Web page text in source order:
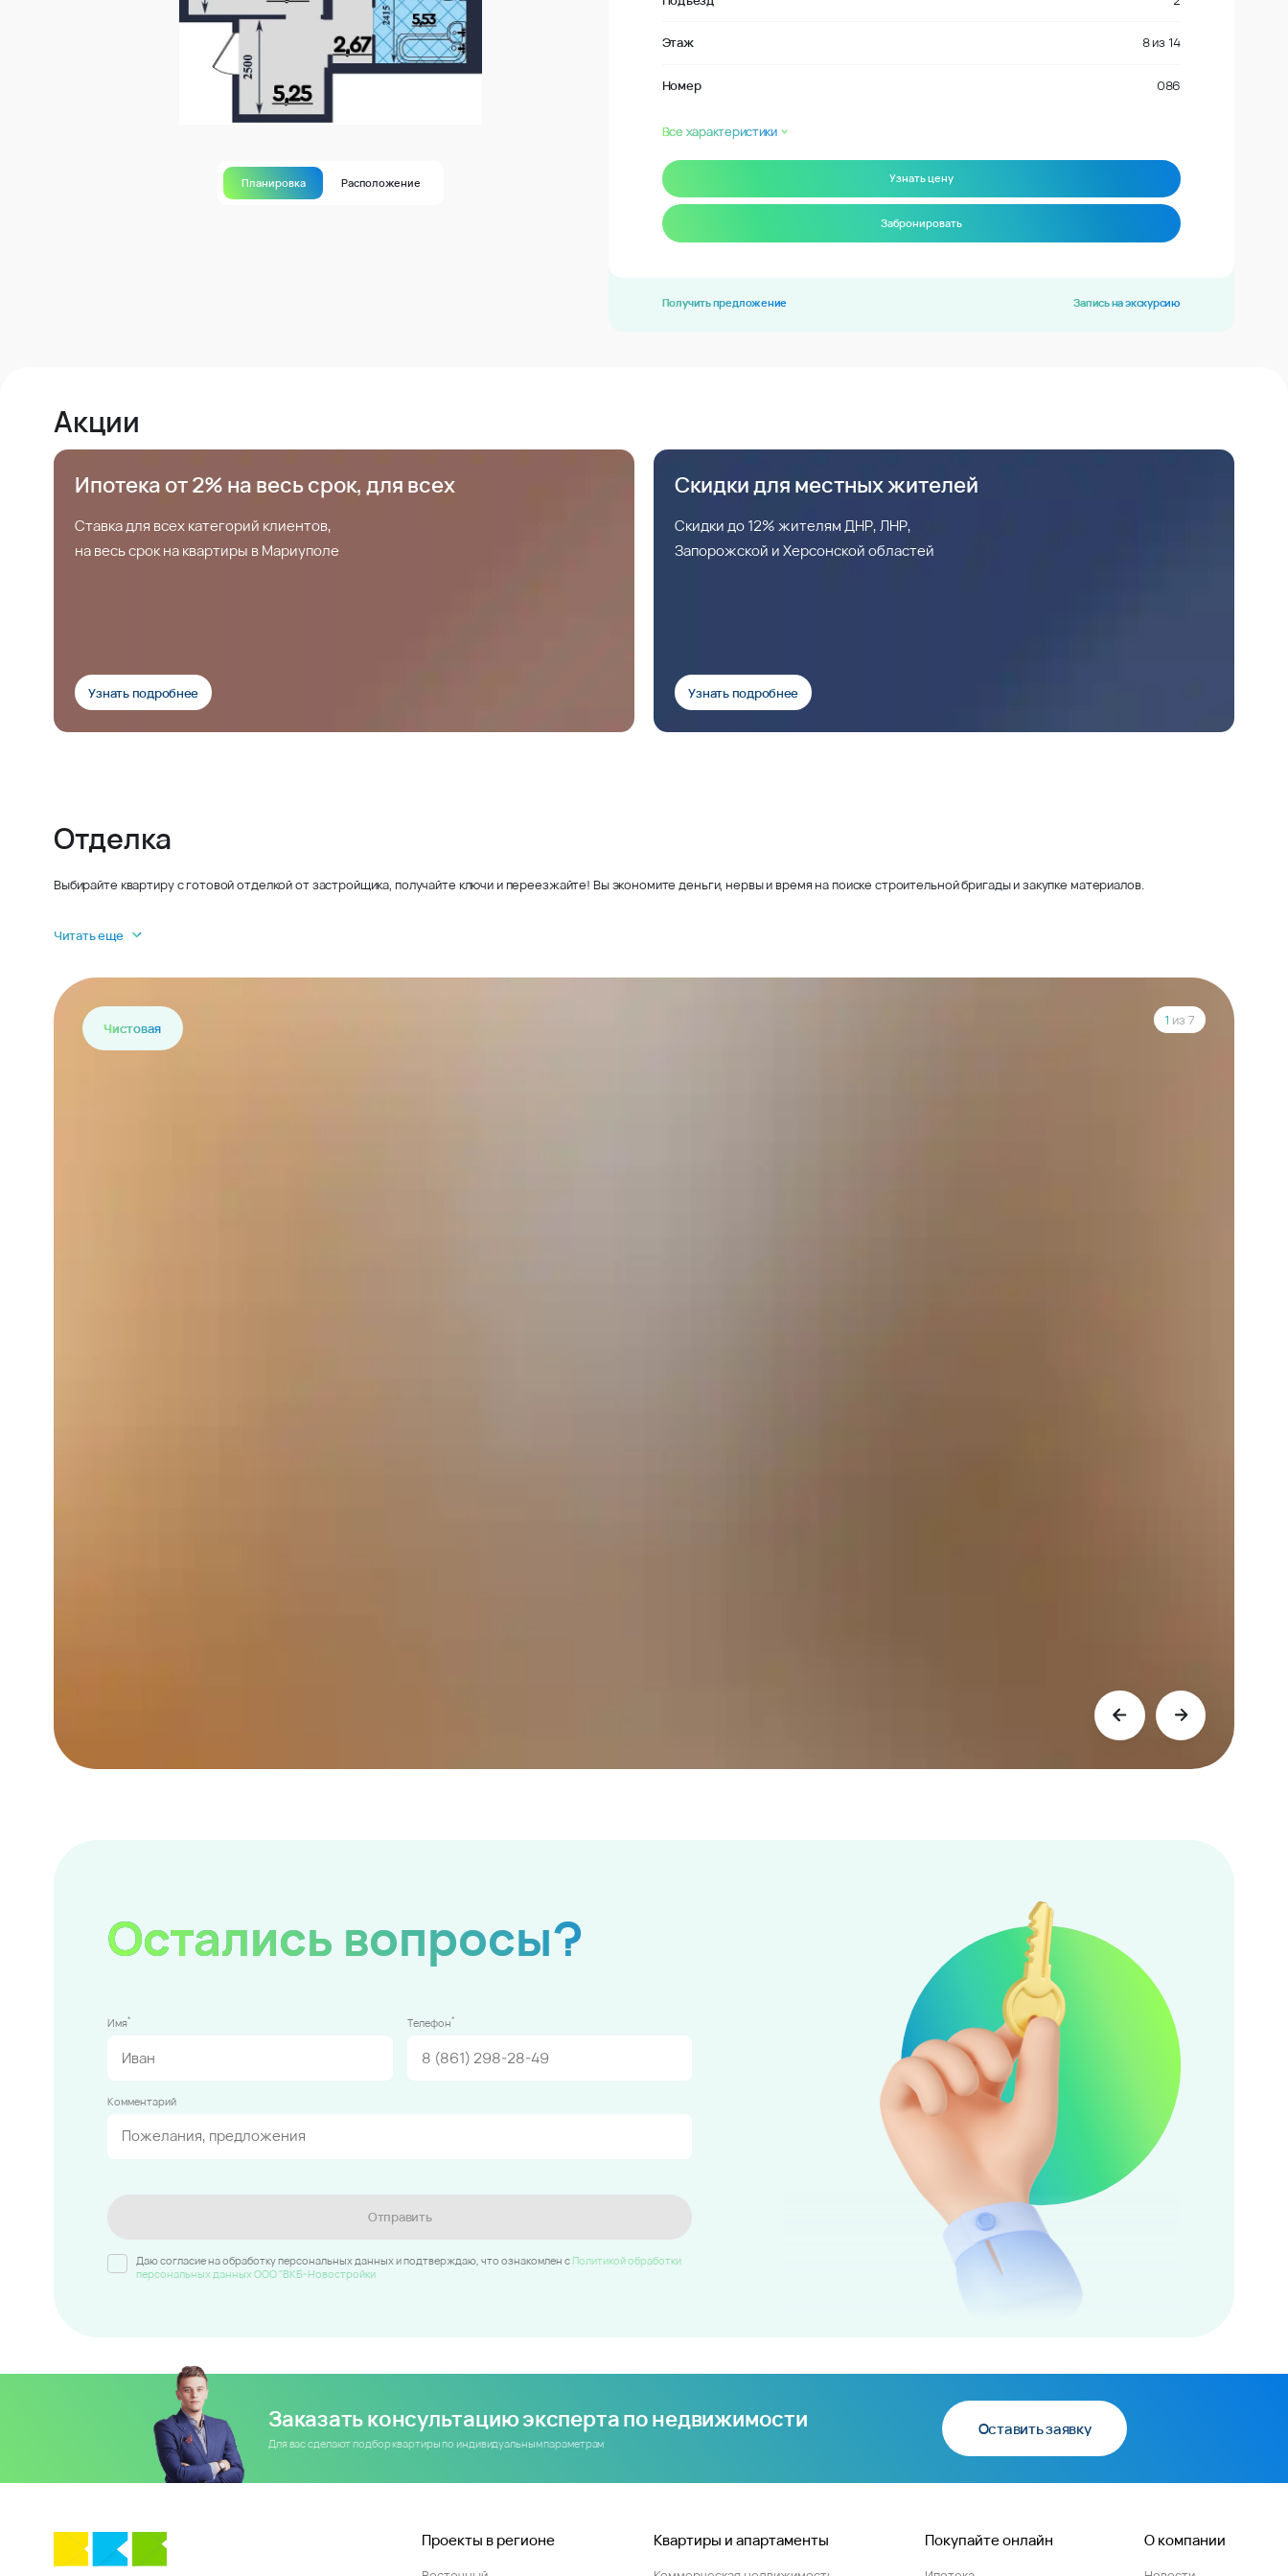
Планировка Расположение
Этаж 8из 14
Номер 086
Все характеристики
Узнать цену
Забронировать
Получить предложение Запись на экскурсию
Акции
Ипотека от 2% на весь срок, для всех
Ставка для всех категорий клиентов,
на весь срок на квартиры в Мариуполе
Узнать подробнее
Скидки для местных жителей
Скидки до 12% жителям ДНР, ЛНР,
Запорожской и Херсонской областей
Узнать подробнее
Отделка
Выбирайте квартиру с готовой отделкой от застройщика, получайте ключи и переезжайте! Вы экономите деньги, нервы и время на поиске строительной бригады и закупке материалов.
Читать еще
Чистовая
1 из 7
Остались вопросы?
Имя* Телефон*
Комментарий
Отправить
Даю согласие на обработку персональных данных и подтверждаю, что ознакомлен c Политикой обработки
персональных данных ООО "ВКБ-Новостройки
Заказать консультацию эксперта по недвижимости
Для вас сделают подбор квартиры по индивидуальным параметрам
Оставить заявку
Проекты в регионе Квартиры и апартаменты Покупайте онлайн О компании